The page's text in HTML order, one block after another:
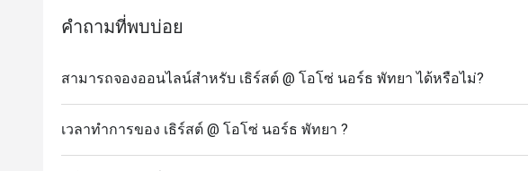
คำถามที่พบบ่อย
สามารถจองออนไลน์สำหรับ เธิร์สต์ @ โอโซ่ นอร์ธ พัทยา ได้หรือไม่?
เวลาทำการของ เธิร์สต์ @ โอโซ่ นอร์ธ พัทยา ?